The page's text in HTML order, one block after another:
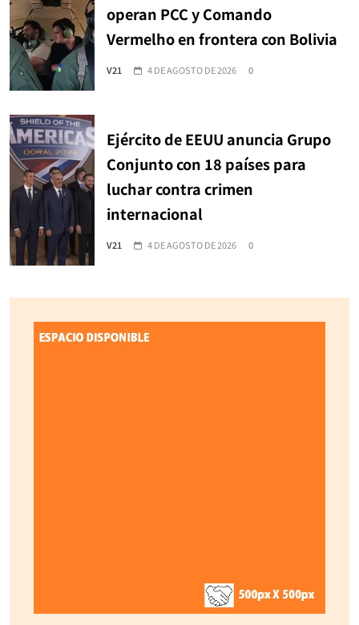
operan PCC y Comando
Vermelho en frontera con Bolivia
V21 4 DE AGOSTO DE 2026 0
Ejército de EEUU anuncia Grupo
Conjunto con 18 países para
luchar contra crimen
internacional
V21 4 DE AGOSTO DE 2026 0